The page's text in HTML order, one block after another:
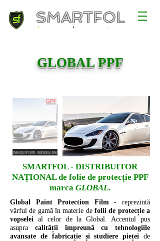
SMARTFOL
GLOBAL PPF
SMARTFOL - DISTRIBUITOR
NAȚIONAL de folie de protecție PPF
marca GLOBAL.
Global Paint Protection Film - reprezintă
vârful de gamă în materie defolii de protecție a
vopselei al celor de la Global. Accentul pus
asupra calității împreună cu tehnologiile
avansate de fabricație și studiere pieței de